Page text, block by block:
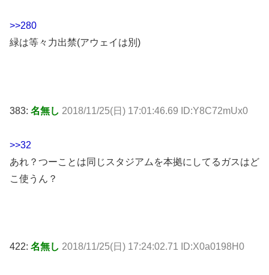
>>280
緑は等々力出禁(アウェイは別)
383: 名無し 2018/11/25(日) 17:01:46.69 ID:Y8C72mUx0
>>32
あれ？つーことは同じスタジアムを本拠にしてるガスはど
こ使うん？
422: 名無し 2018/11/25(日) 17:24:02.71 ID:X0a0198H0